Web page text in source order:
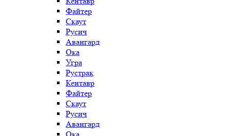
Файтер
Скаут
Русич
Авангард
Ока
Угра
Рустрак
Кентавр
Файтер
Скаут
Русич
Авангард